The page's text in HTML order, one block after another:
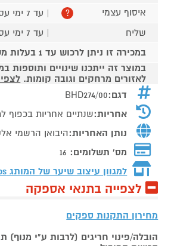
איסוף עצמי
? | עד 7 ימי עסקים |
שליח
| עד 7 ימי עסקים |
במכירה זו ניתן לרכוש עד 1 בעלות משלוח אחד
במוצר זה ייתכנו שינויים ותוספות
לאזורים מרחקים וגובה קומות.
דגם:BHD274/00
אחריות:שנתיים אחריות בכפוף
נותן האחריות:היבואן הרשמי
מס' תשלומים: 16
למגוון עיצוב שיער של המותג
לצפייה בתנאי אספקה
מחירון התקנות ספקים
הובלה/פינוי חריגים (לרבות ע"י מנוף)